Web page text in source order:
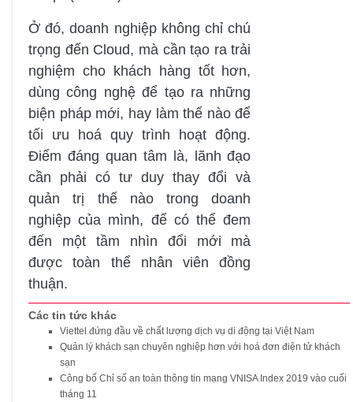
Ở đó, doanh nghiệp không chỉ chú
trọng đến Cloud, mà cần tạo ra trải
nghiệm cho khách hàng tốt hơn,
dùng công nghệ để tạo ra những
biện pháp mới, hay làm thế nào để
tối ưu hoá quy trình hoạt động.
Điểm đáng quan tâm là, lãnh đạo
cần phải có tư duy thay đổi và
quản trị thế nào trong doanh
nghiệp của mình, để có thể đem
đến một tầm nhìn đổi mới mà
được toàn thể nhân viên đồng
thuận.
Các tin tức khác
Viettel đứng đầu về chất lượng dịch vụ di động tại Việt Nam
Quản lý khách sạn chuyên nghiệp hơn với hoá đơn điện tử khách
sạn
Công bố Chỉ số an toàn thông tin mạng VNISA Index 2019 vào cuối
tháng 11